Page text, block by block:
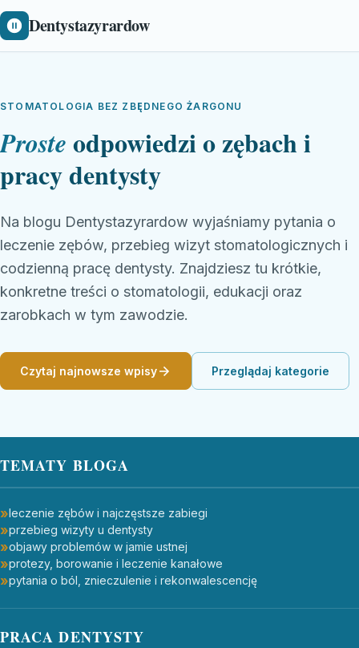
Dentystazyrardow
STOMATOLOGIA BEZ ZBĘDNEGO ŻARGONU
Proste odpowiedzi o zębach i
pracy dentysty
Na blogu Dentystazyrardow wyjaśniamy pytania o
leczenie zębów, przebieg wizyt stomatologicznych i
codzienną pracę dentysty. Znajdziesz tu krótkie,
konkretne treści o stomatologii, edukacji oraz
zarobkach w tym zawodzie.
Czytaj najnowsze wpisy Przeglądaj kategorie
TEMATY BLOGA
leczenie zębów i najczęstsze zabiegi
przebieg wizyty u dentysty
objawy problemów w jamie ustnej
protezy, borowanie i leczenie kanałowe
pytania o ból, znieczulenie i rekonwalescencję
PRACA DENTYSTY